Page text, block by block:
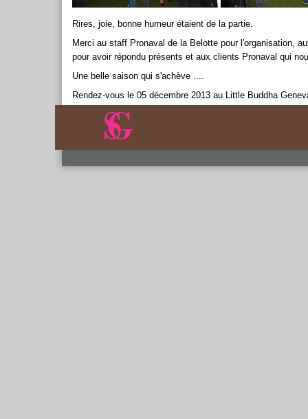
Rires, joie, bonne humeur étaient de la partie.
Merci au staff Pronaval de la Belotte pour l'organisation,
pour avoir répondu présents et aux clients Pronaval qui
Une belle saison qui s'achève ....
Rendez-vous le 05 décembre 2013 au Little Buddha